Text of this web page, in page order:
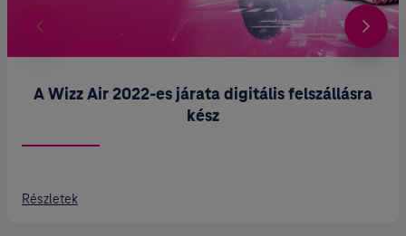
A Wizz Air 2022-es járata digitális felszállásra
kész
Részletek